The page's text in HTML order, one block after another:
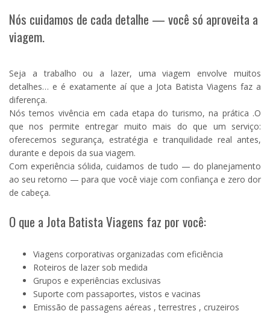
Nós cuidamos de cada detalhe — você só aproveita a
viagem.
Seja a trabalho ou a lazer, uma viagem envolve muitos
detalhes… e é exatamente aí que a Jota Batista Viagens faz a
diferença.
Nós temos vivência em cada etapa do turismo, na prática .O
que nos permite entregar muito mais do que um serviço:
oferecemos segurança, estratégia e tranquilidade real antes,
durante e depois da sua viagem.
Com experiência sólida, cuidamos de tudo — do planejamento
ao seu retorno — para que você viaje com confiança e zero dor
de cabeça.
O que a Jota Batista Viagens faz por você:
Viagens corporativas organizadas com eficiência
Roteiros de lazer sob medida
Grupos e experiências exclusivas
Suporte com passaportes, vistos e vacinas
Emissão de passagens aéreas , terrestres , cruzeiros